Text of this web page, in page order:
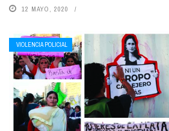
12 MAYO, 2020
VIOLENCIA POLICIAL